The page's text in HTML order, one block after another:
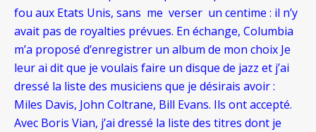
fou aux Etats Unis, sans me verser un centime : il n’y
avait pas de royalties prévues. En échange, Columbia
m’a proposé d’enregistrer un album de mon choix Je
leur ai dit que je voulais faire un disque de jazz et j’ai
dressé la liste des musiciens que je désirais avoir :
Miles Davis, John Coltrane, Bill Evans. Ils ont accepté.
Avec Boris Vian, j’ai dressé la liste des titres dont je